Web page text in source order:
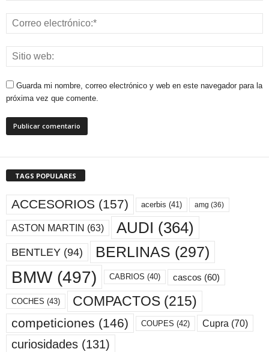
Guarda mi nombre, correo electrónico y web en este navegador para la
próxima vez que comente.
TAGS POPULARES
ACCESORIOS (157) acerbis (41) amg (36)
ASTON MARTIN (63) AUDI (364)
BENTLEY (94) BERLINAS (297)
BMW(497) CABRIOS (40) cascos (60)
COCHES (43) COMPACTOS (215)
competiciones (146) COUPES (42) Cupra (70)
curiosidades (131)